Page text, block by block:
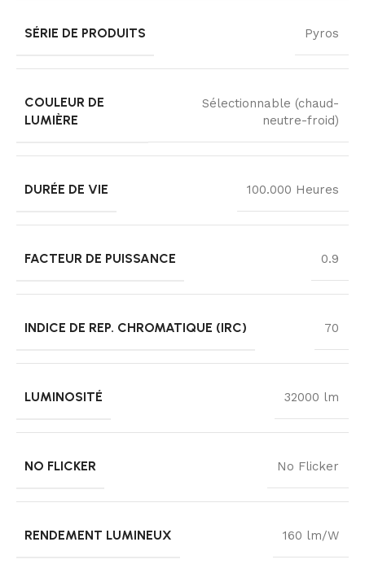
SÉRIE DE PRODUITS Pyros
COULEUR DE
LUMIÈRE
Sélectionnable (chaud-
neutre-froid)
DURÉE DE VIE 100.000 Heures
FACTEUR DE PUISSANCE 0.9
INDICE DE REP. CHROMATIQUE (IRC) 70
LUMINOSITÉ 32000 lm
NO FLICKER No Flicker
RENDEMENT LUMINEUX 160 lm/W